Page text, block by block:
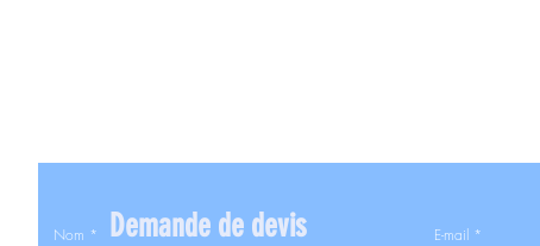
Demande de devis
Nom E-mail